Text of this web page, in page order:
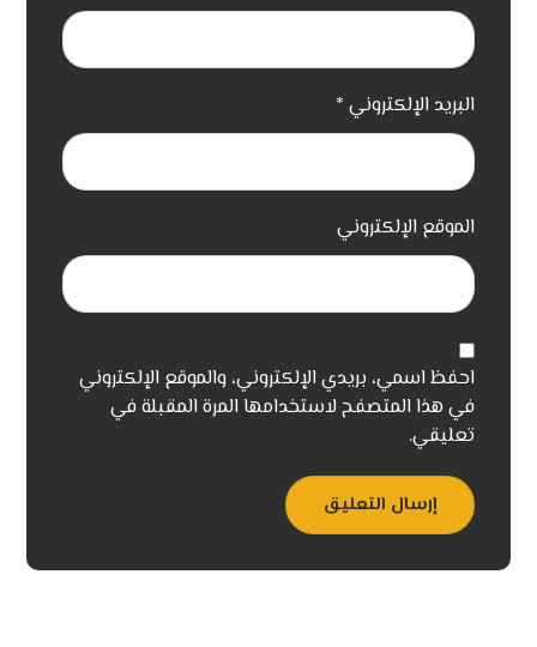
البريد الإلكتروني *
الموقع الإلكتروني
احفظ اسمي، بريدي الإلكتروني، والموقع الإلكتروني
في هذا المتصفح لاستخدامها المرة المقبلة في
تعليقي.
إرسال التعليق